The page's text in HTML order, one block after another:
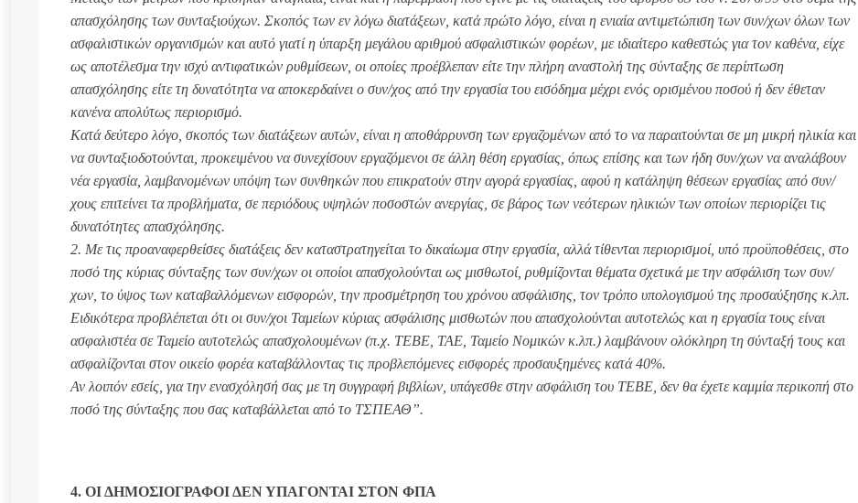
απασχόλησης των συνταξιούχων. Σκοπός των εν λόγω διατάξεων, κατά πρώτο λόγο, είναι η ενιαία αντιμετώπιση των συν/χων όλων των
ασφαλιστικών οργανισμών και αυτό γιατί η ύπαρξη μεγάλου αριθμού ασφαλιστικών φορέων, με ιδιαίτερο καθεστώς για τον καθένα, είχε
ως αποτέλεσμα την ισχύ αντιφατικών ρυθμίσεων, οι οποίες προέβλεπαν είτε την πλήρη αναστολή της σύνταξης σε περίπτωση
απασχόλησης είτε τη δυνατότητα να αποκερδαίνει ο συν/χος από την εργασία του εισόδημα μέχρι ενός ορισμένου ποσού ή δεν έθεταν
κανένα απολύτως περιορισμό.
Κατά δεύτερο λόγο, σκοπός των διατάξεων αυτών, είναι η αποθάρρυνση των εργαζομένων από το να παραιτούνται σε μη μικρή ηλικία και
να συνταξιοδοτούνται, προκειμένου να συνεχίσουν εργαζόμενοι σε άλλη θέση εργασίας, όπως επίσης και των ήδη συν/χων να αναλάβουν
νέα εργασία, λαμβανομένων υπόψη των συνθηκών που επικρατούν στην αγορά εργασίας, αφού η κατάληψη θέσεων εργασίας από συν/
χους επιτείνει τα προβλήματα, σε περιόδους υψηλών ποσοστών ανεργίας, σε βάρος των νεότερων ηλικιών των οποίων περιορίζει τις
δυνατότητες απασχόλησης.
2. Με τις προαναφερθείσες διατάξεις δεν καταστρατηγείται το δικαίωμα στην εργασία, αλλά τίθενται περιορισμοί, υπό προϋποθέσεις, στο
ποσό της κύριας σύνταξης των συν/χων οι οποίοι απασχολούνται ως μισθωτοί, ρυθμίζονται θέματα σχετικά με την ασφάλιση των συν/
χων, το ύψος των καταβαλλόμενων εισφορών, την προσμέτρηση του χρόνου ασφάλισης, τον τρόπο υπολογισμού της προσαύξησης κ.λπ.
Ειδικότερα προβλέπεται ότι οι συν/χοι Ταμείων κύριας ασφάλισης μισθωτών που απασχολούνται αυτοτελώς και η εργασία τους είναι
ασφαλιστέα σε Ταμείο αυτοτελώς απασχολουμένων (π.χ. ΤΕΒΕ, ΤΑΕ, Ταμείο Νομικών κ.λπ.) λαμβάνουν ολόκληρη τη σύνταξή τους και
ασφαλίζονται στον οικείο φορέα καταβάλλοντας τις προβλεπόμενες εισφορές προσαυξημένες κατά 40%.
Αν λοιπόν εσείς, για την ενασχόλησή σας με τη συγγραφή βιβλίων, υπάγεσθε στην ασφάλιση του ΤΕΒΕ, δεν θα έχετε καμμία περικοπή στο
ποσό της σύνταξης που σας καταβάλλεται από το ΤΣΠΕΑΘ”.
4. ΟΙ ΔΗΜΟΣΙΟΓΡΑΦΟΙ ΔΕΝ ΥΠΑΓΟΝΤΑΙ ΣΤΟΝ ΦΠΑ